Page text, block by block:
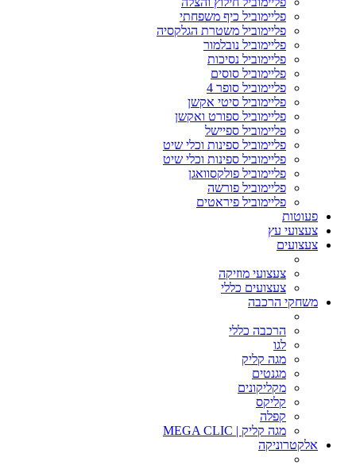
פליימוביל כיף משפחתי
פליימוביל משטרת הגלקסיה
פליימוביל נובלמור
פליימוביל נסיכות
פליימוביל סוסים
פליימוביל סופר 4
פליימוביל סיטי אקשן
פליימוביל ספורט ואקשן
פליימוביל ספיישל
פליימוביל ספינות וכלי שיט
פליימוביל ספינות וכלי שיט
פליימוביל פולקסוואגן
פליימוביל פורשה
פליימוביל פיראטים
פעוטות
צעצועי עץ
צעצועים
צעצועי מוזיקה
צעצועים כללי
משחקי הרכבה
הרכבה כללי
לגו
מגה קליק
מגנטים
מקליקונים
קליקס
קפלה
מגה קליק | MEGA CLIC
אלקטרוניקה